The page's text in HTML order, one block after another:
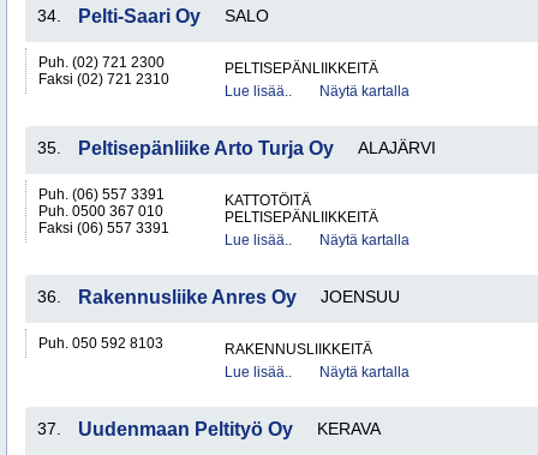
34. Pelti-Saari Oy SALO
Puh. (02) 721 2300
Faksi (02) 721 2310
PELTISEPÄNLIIKKEITÄ
Lue lisää..
Näytä kartalla
35. Peltisepänliike Arto Turja Oy ALAJÄRVI
Puh. (06) 557 3391
Puh. 0500 367 010
Faksi (06) 557 3391
KATTOTÖITÄ
PELTISEPÄNLIIKKEITÄ
Lue lisää..
Näytä kartalla
36. Rakennusliike Anres Oy JOENSUU
Puh. 050 592 8103
RAKENNUSLIIKKEITÄ
Lue lisää..
Näytä kartalla
37. Uudenmaan Peltityö Oy KERAVA